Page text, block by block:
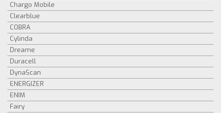
Chargo Mobile
Clearblue
COBRA
Cylinda
Dreame
Duracell
DynaScan
ENERGIZER
ENIM
Fairy